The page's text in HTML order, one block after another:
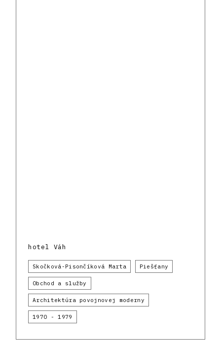
hotel Váh
Skočková-Pisončíková Marta Piešťany
Obchod a služby
Architektúra povojnovej moderny
1970 - 1979